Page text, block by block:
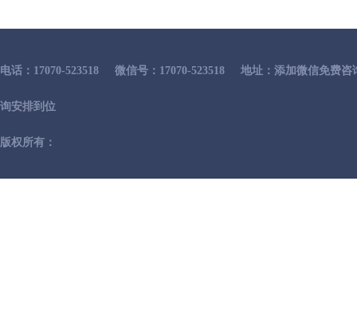
电话：17070-523518 微信号：17070-523518 地址：添加微信免费
询安排到位
版权所有：